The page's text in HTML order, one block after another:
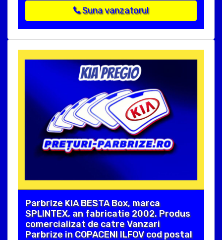
Suna vanzatorul
Parbrize KIA BESTA Box, marca
SPLINTEX, an fabricatie 2002. Produs
comercializat de catre Vanzari
Parbrize in COPACENI ILFOV cod postal